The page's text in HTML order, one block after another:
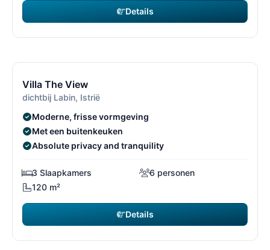
Details
Villa The View
dichtbij Labin, Istrië
Moderne, frisse vormgeving
Met een buitenkeuken
Absolute privacy and tranquility
3 Slaapkamers
6 personen
120 m²
Details